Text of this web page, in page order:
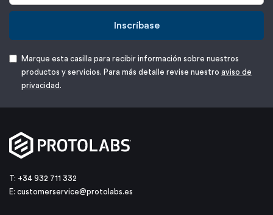
Inscríbase
Marque esta casilla para recibir información sobre nuestros
productos y servicios. Para más detalle revise nuestro aviso de
privacidad .
T: +34 932 711 332
E: customerservice@protolabs.es